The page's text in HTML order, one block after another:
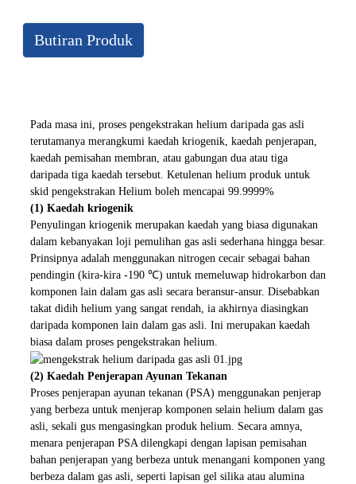
Butiran Produk
Pada masa ini, proses pengekstrakan helium daripada gas asli
terutamanya merangkumi kaedah kriogenik, kaedah penjerapan,
kaedah pemisahan membran, atau gabungan dua atau tiga
daripada tiga kaedah tersebut. Ketulenan helium produk untuk
skid pengekstrakan Helium boleh mencapai 99.9999%
(1) Kaedah kriogenik
Penyulingan kriogenik merupakan kaedah yang biasa digunakan
dalam kebanyakan loji pemulihan gas asli sederhana hingga besar.
Prinsipnya adalah menggunakan nitrogen cecair sebagai bahan
pendingin (kira-kira -190 ℃) untuk memeluwap hidrokarbon dan
komponen lain dalam gas asli secara beransur-ansur. Disebabkan
takat didih helium yang sangat rendah, ia akhirnya diasingkan
daripada komponen lain dalam gas asli. Ini merupakan kaedah
biasa dalam proses pengekstrakan helium.
(2) Kaedah Penjerapan Ayunan Tekanan
Proses penjerapan ayunan tekanan (PSA) menggunakan penjerap
yang berbeza untuk menjerap komponen selain helium dalam gas
asli, sekali gus mengasingkan produk helium. Secara amnya,
menara penjerapan PSA dilengkapi dengan lapisan pemisahan
bahan penjerapan yang berbeza untuk menangani komponen yang
berbeza dalam gas asli, seperti lapisan gel silika atau alumina